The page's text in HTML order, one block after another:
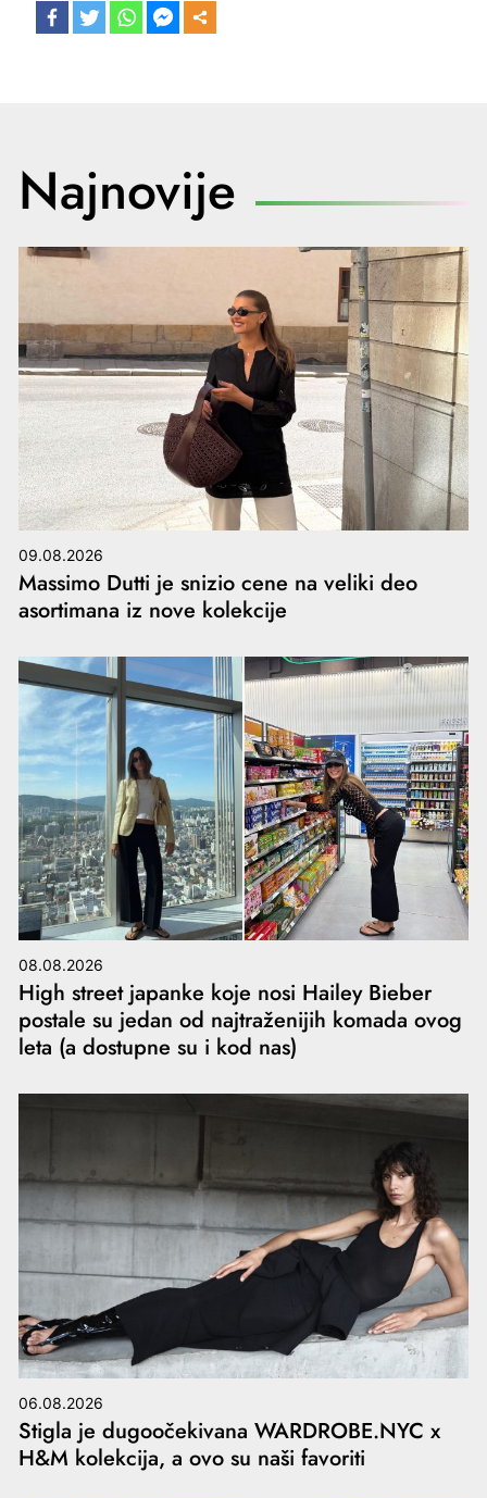
Najnovije
09.08.2026
Massimo Dutti je snizio cene na veliki deo
asortimana iz nove kolekcije
08.08.2026
High street japanke koje nosi Hailey Bieber
postale su jedan od najtraženijih komada ovog
leta (a dostupne su i kod nas)
06.08.2026
Stigla je dugoočekivana WARDROBE.NYC x
H&M kolekcija, a ovo su naši favoriti